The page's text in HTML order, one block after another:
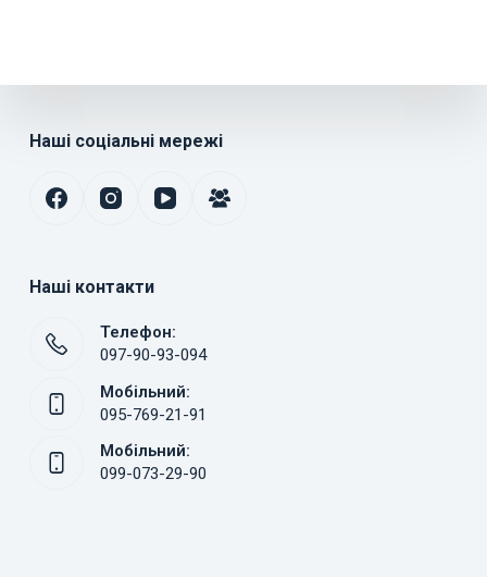
Наші соціальні мережі
Наші контакти
Телефон:
097-90-93-094
Мобільний:
095-769-21-91
Мобільний:
099-073-29-90